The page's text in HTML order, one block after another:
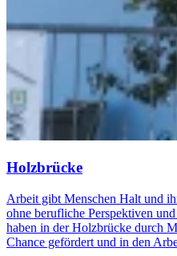
Holzbrücke
Arbeit gibt Menschen Halt und
ohne berufliche Perspektiven
haben in der Holzbrücke durch
Chance gefördert und in den